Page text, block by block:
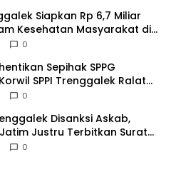
Siapkan Rp 6,7 Miliar
Kesehatan Masyarakat di
0
Sepihak SPPG
SPPI Trenggalek Ralat
Permata Umat Tolak MBG
0
Disanksi Askab,
Jatim Justru Terbitkan Surat
yang Sama
0